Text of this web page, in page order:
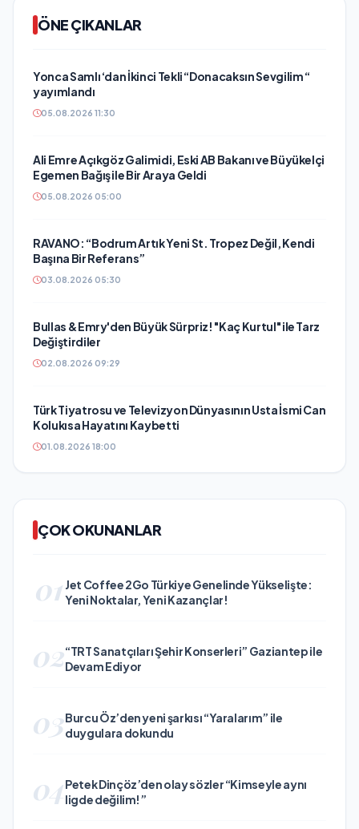
ÖNE ÇIKANLAR
Yonca Samlı ‘dan İkinci Tekli “Donacaksın Sevgilim “
yayımlandı
05.08.2026 11:30
Ali Emre Açıkgöz Galimidi, Eski AB Bakanı ve Büyükelçi
Egemen Bağış ile Bir Araya Geldi
05.08.2026 05:00
RAVANO: “Bodrum Artık Yeni St. Tropez Değil, Kendi
Başına Bir Referans”
03.08.2026 05:30
Bullas & Emry'den Büyük Sürpriz! "Kaç Kurtul" ile Tarz
Değiştirdiler
02.08.2026 09:29
Türk Tiyatrosu ve Televizyon Dünyasının Usta İsmi Can
Kolukısa Hayatını Kaybetti
01.08.2026 18:00
ÇOK OKUNANLAR
01 Jet Coffee 2Go Türkiye Genelinde Yükselişte:
Yeni Noktalar, Yeni Kazançlar!
02“TRT Sanatçıları Şehir Konserleri” Gaziantep ile
Devam Ediyor
03Burcu Öz’den yeni şarkısı “Yaralarım” ile
duygulara dokundu
04Petek Dinçöz’den olay sözler “Kimseyle aynı
ligde değilim!”